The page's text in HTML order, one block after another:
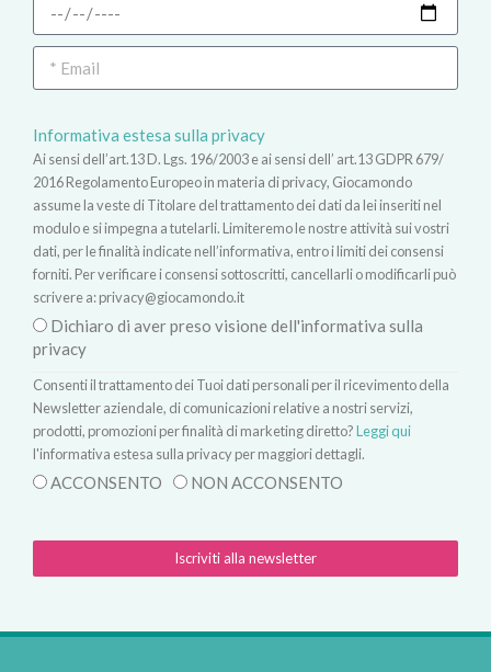
Informativa estesa sulla privacy
Ai sensi dell’art.13 D. Lgs. 196/2003 e ai sensi dell’ art.13 GDPR 679/
2016 Regolamento Europeo in materia di privacy, Giocamondo
assume la veste di Titolare del trattamento dei dati da lei inseriti nel
modulo e si impegna a tutelarli. Limiteremo le nostre attività sui vostri
dati, per le finalità indicate nell’informativa, entro i limiti dei consensi
forniti. Per verificare i consensi sottoscritti, cancellarli o modificarli può
scrivere a:privacy@giocamondo.it
Dichiaro di aver preso visione dell'informativa sulla
privacy
Consenti il trattamento dei Tuoi dati personali per il ricevimento della
Newsletter aziendale, di comunicazioni relative a nostri servizi,
prodotti, promozioni per finalità di marketing diretto?Leggi qui
l'informativa estesa sulla privacy per maggiori dettagli.
ACCONSENTO NON ACCONSENTO
Iscriviti alla newsletter